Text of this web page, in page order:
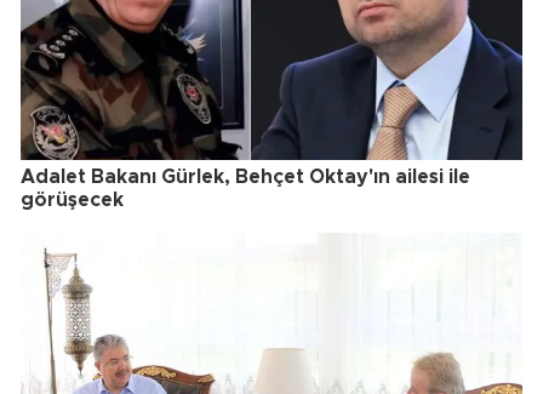
Adalet Bakanı Gürlek, Behçet Oktay'ın ailesi ile
görüşecek